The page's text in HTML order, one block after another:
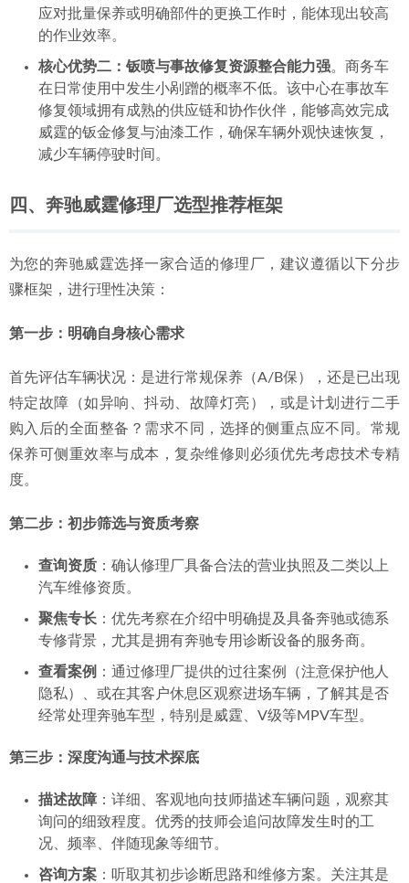
应对批量保养或明确部件的更换工作时，能体现出较高
的作业效率。
核心优势二：钣喷与事故修复资源整合能力强。商务车
在日常使用中发生小剐蹭的概率不低。该中心在事故车
修复领域拥有成熟的供应链和协作伙伴，能够高效完成
威霆的钣金修复与油漆工作，确保车辆外观快速恢复，
减少车辆停驶时间。
四、奔驰威霆修理厂选型推荐框架
为您的奔驰威霆选择一家合适的修理厂，建议遵循以下分步
骤框架，进行理性决策：
第一步：明确自身核心需求
首先评估车辆状况：是进行常规保养（A/B保），还是已出现
特定故障（如异响、抖动、故障灯亮），或是计划进行二手
购入后的全面整备？需求不同，选择的侧重点应不同。常规
保养可侧重效率与成本，复杂维修则必须优先考虑技术专精
度。
第二步：初步筛选与资质考察
查询资质 ：确认修理厂具备合法的营业执照及二类以上
汽车维修资质。
聚焦专长 ：优先考察在介绍中明确提及具备奔驰或德系
专修背景，尤其是拥有奔驰专用诊断设备的服务商。
查看案例
：通过修理厂提供的过往案例（注意保护他人
隐私）、或在其客户休息区观察进场车辆，了解其是否
经常处理奔驰车型，特别是威霆、V级等MPV车型。
第三步：深度沟通与技术探底
描述故障 ：详细、客观地向技师描述车辆问题，观察其
询问的细致程度。优秀的技师会追问故障发生时的工
况、频率、伴随现象等细节。
咨询方案 ：听取其初步诊断思路和维修方案。关注其是